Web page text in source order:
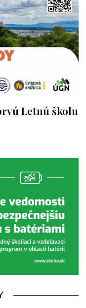
Letnú školu